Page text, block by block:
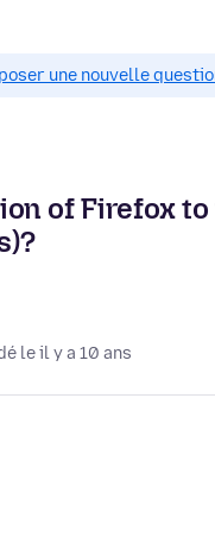
une nouvelle
of Firefox
le il y a 10 ans